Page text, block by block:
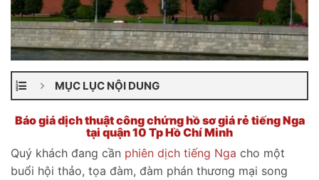
MỤC LỤC NỘI DUNG
Báo giá dịch thuật công chứng hồ sơ giá rẻ tiếng Nga
tại quận 10 Tp Hồ Chí Minh
Quý khách đang cần phiên dịch tiếng Nga cho một
buổi hội thảo, tọa đàm, đàm phán thương mại song